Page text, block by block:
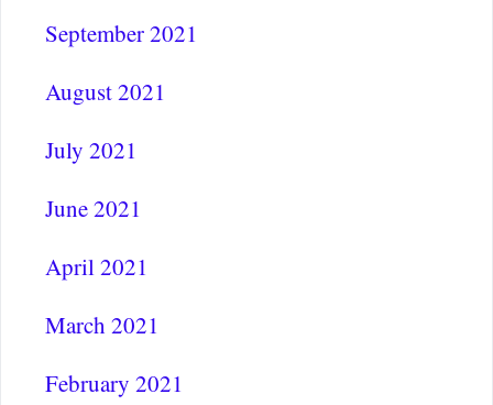
September 2021
August 2021
July 2021
June 2021
April 2021
March 2021
February 2021